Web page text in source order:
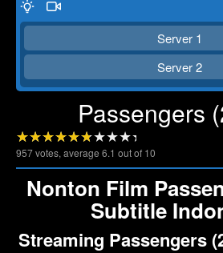
Server 1
Server 2
Passengers
957votes, average 6.1 out of 10
Nonton Film
Subtitle
Streaming Passengers